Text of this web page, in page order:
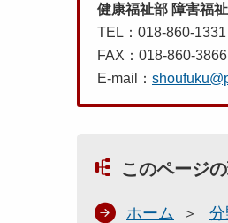
健康福祉部 障害福
TEL：018-860-1331
FAX：018-860-3866
E-mail：
このページ
ホーム